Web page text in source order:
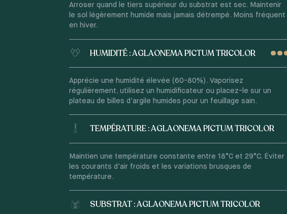
Arroser quand le tiers supérieur du substrat est sec. Maintenir
le sol légèrement humide mais jamais détrempé. Moins fréquent
en hiver.
HUMIDITÉ : AGLAONEMA PICTUM TRICOLOR
Apprécie une humidité élevée (60-80%). Vaporisez
régulièrement, utilisez un humidificateur ou placez-le sur un
plateau de billes d'argile humides pour un feuillage sain.
TEMPÉRATURE : AGLAONEMA PICTUM TRICOLOR
Maintien une température constante entre 18°C et 29°C. Éviter
les courants d'air froids et les variations brusques de
température.
SUBSTRAT : AGLAONEMA PICTUM TRICOLOR